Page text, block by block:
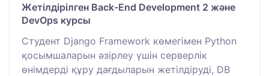
Жетілдірілген Back-End Development 2 және
DevOps курсы
Студент Django Framework көмегімен Python
қосымшаларын әзірлеу үшін серверлік
өнімдерді құру дағдыларын жетілдіруді, DB